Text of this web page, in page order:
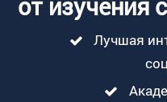
Лучшая